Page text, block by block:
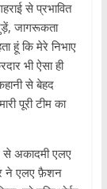
से प्रभावित
जागरूकता
हूं कि मेरे निभाए
भी ऐसा ही
से बेहद
पूरी टीम का
से अकादमी एलए
ने एलए फ़ैशन